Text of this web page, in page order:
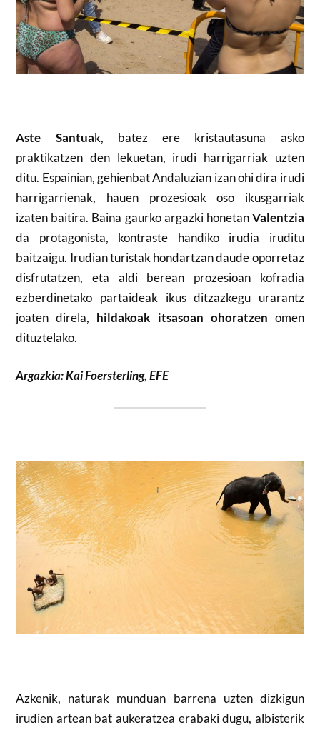
Aste Santuak, batez ere kristautasuna asko
praktikatzen den lekuetan, irudi harrigarriak uzten
ditu. Espainian, gehienbat Andaluzian izan ohi dira irudi
harrigarrienak, hauen prozesioak oso ikusgarriak
izaten baitira. Baina gaurko argazki honetanValentzia
da protagonista, kontraste handiko irudia iruditu
baitzaigu. Irudian turistak hondartzan daude oporretaz
disfrutatzen, eta aldi berean prozesioan kofradia
ezberdinetako partaideak ikus ditzazkegu urarantz
joaten direla, hildakoak itsasoan ohoratzen omen
dituztelako.
Argazkia: Kai Foersterling, EFE
Azkenik, naturak munduan barrena uzten dizkigun
irudien artean bat aukeratzea erabaki dugu, albisterik